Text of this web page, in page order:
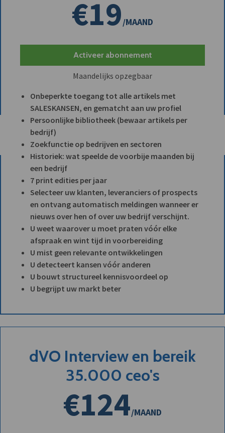
€19/MAAND
Activeer abonnement
Maandelijks opzegbaar
Onbeperkte toegang tot alle artikels met
SALESKANSEN, en gematcht aan uw profiel
Persoonlijke bibliotheek (bewaar artikels per
bedrijf)
Zoekfunctie op bedrijven en sectoren
Historiek: wat speelde de voorbije maanden bij
een bedrijf
7 print edities per jaar
Selecteer uw klanten, leveranciers of prospects
en ontvang automatisch meldingen wanneer er
nieuws over hen of over uw bedrijf verschijnt.
U weet waarover u moet praten vóór elke
afspraak en wint tijd in voorbereiding
U mist geen relevante ontwikkelingen
U detecteert kansen vóór anderen
U bouwt structureel kennisvoordeel op
U begrijpt uw markt beter
dVO Interview en bereik
35.000 ceo's
€124/MAAND